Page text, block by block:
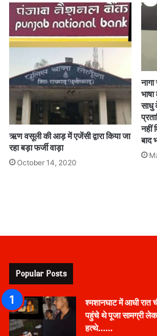
ऋण वसूली की आड़ में एजेंसी द्वारा किया जा
रहा बड़ा फर्जी वाड़ा
October 14, 2020
साधु
नहीं
बाद
Popular Posts
श्मशानघाट में आधी
पहुंचे थे पूजा सामग्री
हत्थे……